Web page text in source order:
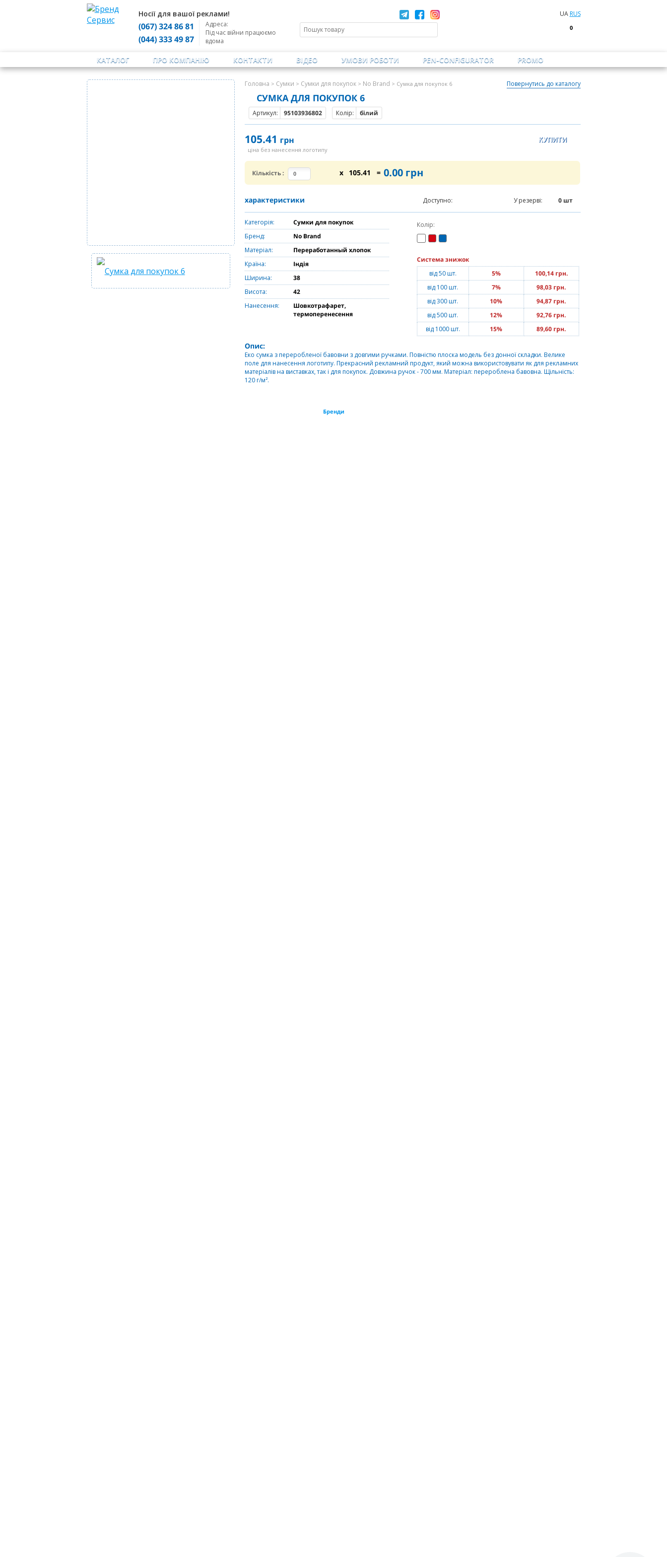
Носії для вашої реклами!
(067) 324 86 81
(044) 333 49 87
Адреса:
Під час війни працюємо
вдома
UA RUS
0
КАТАЛОГ ПРО КОМПАНІЮ КОНТАКТИ ВІДЕО УМОВИ РОБОТИ PEN-CONFIGURATOR PROMO
Головна > Сумки > Сумки для покупок > No Brand > Сумка для покупок 6 Повернутись до каталогу
СУМКА ДЛЯ ПОКУПОК 6
Артикул: 95103936802 Колір: білий
105.41 грн
ціна без нанесення логотипу
Кількість: x 105.41 = 0.00грн
характеристики Доступно: У резерві: 0шт
Категорія:
Сумки для покупок
Бренд:
No Brand
Матеріал:
Переработанный хлопок
Країна:
Індія
Ширина:
38
Висота:
42
Нанесення:
Шовкотрафарет,
термоперенесення
Колір:
Система знижок
від 50 шт.
5%
100,14 грн.
від 100 шт.
7%
98,03 грн.
від 300 шт.
10%
94,87 грн.
від 500 шт.
12%
92,76 грн.
від 1000 шт.
15% 89,60 грн.
Опис:
Еко сумка з переробленої бавовни з довгими ручками. Повністю плоска модель без донної складки. Велике
поле для нанесення логотипу. Прекрасний рекламний продукт, який можна використовувати як для рекламних
матеріалів на виставках, так і для покупок. Довжина ручок - 700 мм. Матеріал: перероблена бавовна. Щільність:
120 г/м².
Бренди